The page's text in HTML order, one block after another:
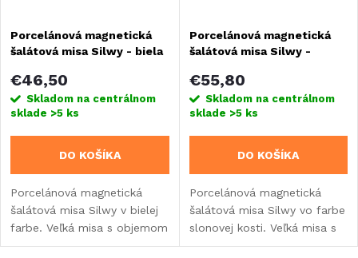
Porcelánová magnetická
šalátová misa Silwy - biela
€46,50
Skladom na centrálnom
sklade >5 ks
DO KOŠÍKA
Porcelánová magnetická
šalátová misa Silwy v bielej
farbe. Veľká misa s objemom
2,35 l.
Porcelánová magnetická
šalátová misa Silwy -
€55,80
Skladom na centrálnom
sklade >5 ks
DO KOŠÍKA
Porcelánová magnetická
šalátová misa Silwy vo farbe
slonovej kosti. Veľká misa s
objemom 2,35 l.